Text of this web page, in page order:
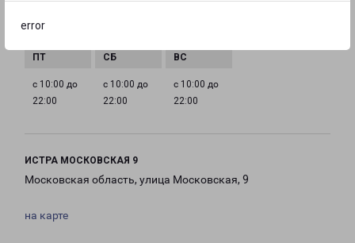
error22:00
с 10:00 до
22:00
с 10:00 до
22:00
с 10:00 до
22:00
ИСТРА МОСКОВСКАЯ 9
Московская область, улица Московская, 9
на карте